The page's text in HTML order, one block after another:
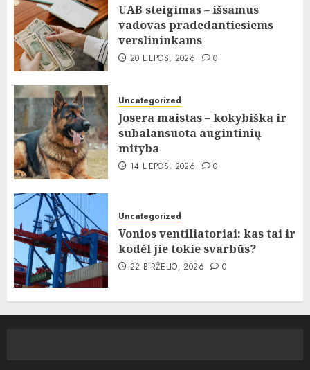
UAB steigimas – išsamus
vadovas pradedantiesiems
verslininkams
20 LIEPOS, 2026 0
Uncategorized
Josera maistas – kokybiška ir
subalansuota augintinių
mityba
14 LIEPOS, 2026 0
Uncategorized
Vonios ventiliatoriai: kas tai ir
kodėl jie tokie svarbūs?
22 BIRŽELIO, 2026 0